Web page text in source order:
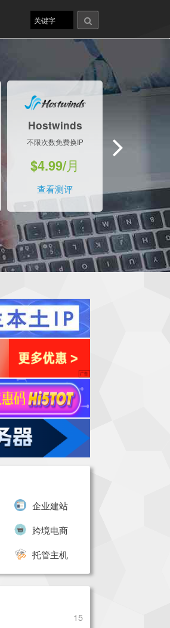
Hostwinds
不限次数免费换IP
$4.99/月
查看测评 查看测
企业建站
跨境电商
托管主机
15